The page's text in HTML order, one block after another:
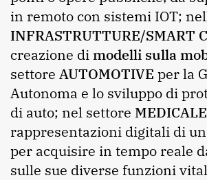
in remoto con sistemi IOT;
INFRASTRUTTURE/SMART
creazione dimodelli sulla
settore AUTOMOTIVE per la
Autonoma e lo sviluppo di
di auto; nel settore MEDICALE
rappresentazioni digitali di
per acquisire in tempo reale
sulle sue diverse funzioni